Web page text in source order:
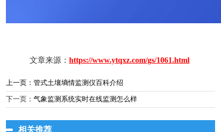
文章来源： https://www.ytqxz.com/gs/1061.html
上一页： 管式土壤墒情监测仪百科介绍
下一页： 气象监测系统实时在线监测怎么样
相关推荐